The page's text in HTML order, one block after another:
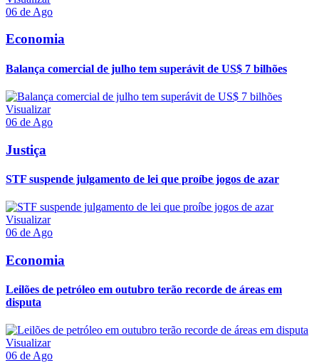
06 de Ago
Economia
Balança comercial de julho tem superávit de US$ 7 bilhões
Visualizar
06 de Ago
Justiça
STF suspende julgamento de lei que proíbe jogos de azar
Visualizar
06 de Ago
Economia
Leilões de petróleo em outubro terão recorde de áreas em
disputa
Visualizar
06 de Ago